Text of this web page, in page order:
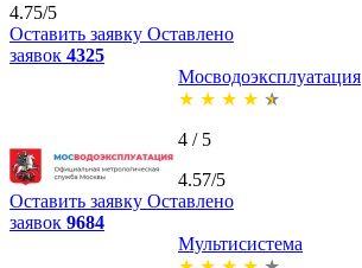
4.75/5
Оставить заявку Оставлено
заявок 4325
Мосводоэксплуатация
★ ★ ★ ★ ★
4 / 5
4.57/5
Оставить заявку Оставлено
заявок 9684
Мультисистема